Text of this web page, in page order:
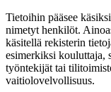
Tietoihin pääsee
nimetyt henkilöt.
käsitellä rekisterin
esimerkiksi kouluttaja,
työntekijät tai
vaitiolovelvollisuus.